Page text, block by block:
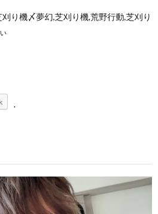
り機〆夢幻,芝刈り機,荒野行動,芝刈り